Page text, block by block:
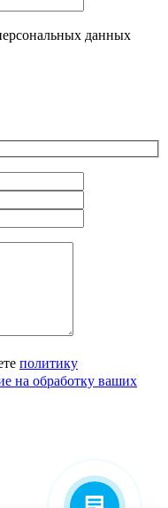
данных
политику
на обработку ваших